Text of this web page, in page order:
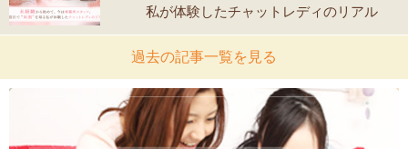
私が体験したチャットレディのリアル
過去の記事一覧を見る